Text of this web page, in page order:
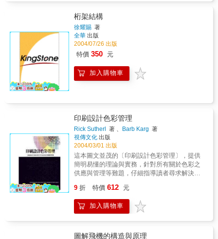
機的怪聲和噪聲從何而來◥國際航線是怎麼定
出來的◥行李為什麼會弄丟◥為什麼只提供冷
凍食物◥行動電話帶來的危險◥如何降低飛行
所帶來的不適◥為什麼會墜機飛行專門店情侶
或夫妻佔著洗手間享受空中性愛的狀況雖然少
見，但還是比你所想像的多。狹窄的洗手間或
許缺乏氣氛，但似乎對「空中高潮俱樂部」
（Mile high club）的人們來說是個很受歡迎的
護理台，因為這些護理台經常損壞，而根據維
嬰兒，而是因為熱情的愛侶。領航語錄我並不
害怕飛機失事；我有個訣竅，當飛機即將墜地
前，我會盡可能往上跳高一點。
桁架結構
徐耀賜 著
全華 出版
2004/07/26 出版
特價 350 元
加入購物車
印刷設計色彩管理
Rick Sutherl 著 、 Barb Karg 著
視傳文化 出版
2004/03/01 出版
這本圖文並茂的〔印刷設計色彩管理〕，提供
簡明易懂的理論與實務，針對所有關於色彩之
供應與管理等難題，仔細指導讀者尋求解決之
的原則ˋ配色原理，以及在印刷設計與網頁設計
時，色彩之控制和應用技法。
9 折 特價 612 元
加入購物車
圖解飛機的構造與原理